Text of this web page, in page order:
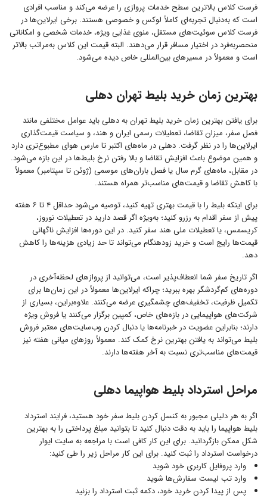
فرست کلاس بالاترین سطح خدمات پروازی را عرضه می‌کند و مناسب افرادی
است که به‌دنبال تجربه‌ای کاملاً لوکس و خصوصی هستند. برخی ایرلاین‌ها در
فرست کلاس سوئیت‌های مستقل، منوی غذایی ویژه، خدمات شخصی و امکاناتی
منحصر‌به‌فرد در اختیار مسافر قرار می‌دهند. البته قیمت این کلاس به‌مراتب بالاتر
است و معمولاً در مسیرهای بین‌المللی خاص دیده می‌شود.
بهترین زمان خرید بلیط تهران دهلی
برای یافتن بهترین زمان خرید بلیط تهران به دهلی باید عوامل مختلفی مانند
فصل سفر، میزان تقاضا، تعطیلات رسمی ایران و هند، و سیاست قیمت‌گذاری
ایرلاین‌ها را در نظر گرفت. دهلی در ماه‌های اکتبر تا مارس هوای مطبوع‌تری دارد
و همین موضوع باعث افزایش تقاضا و بالا رفتن نرخ بلیط‌ها در این بازه می‌شود.
در مقابل، ماه‌های گرم سال یا فصل باران‌های موسمی (ژوئن تا سپتامبر) معمولاً
با کاهش تقاضا و قیمت‌های مناسب‌تر همراه هستند.
برای اینکه بلیط را با قیمت بهتری تهیه کنید، توصیه می‌شود حداقل ۴ تا ۶ هفته
پیش از سفر اقدام به رزرو کنید؛ به‌ویژه اگر قصد دارید در تعطیلات نوروز،
کریسمس، یا تعطیلات ملی هند سفر کنید. در این دوره‌ها افزایش ناگهانی
قیمت‌ها رایج است و خرید زودهنگام می‌تواند تا حد زیادی هزینه‌ها را کاهش
دهد.
اگر تاریخ سفر شما انعطاف‌پذیر است، می‌توانید از پروازهای لحظه‌آخری در
دوره‌های کم‌گردشگر بهره ببرید؛ چراکه ایرلاین‌ها معمولاً در این زمان‌ها برای
تکمیل ظرفیت، تخفیف‌های چشمگیری عرضه می‌کنند. علاوه‌براین، بسیاری از
شرکت‌های هواپیمایی در بازه‌های خاص، کمپین برگزار می‌کنند یا فروش ویژه
دارند؛ بنابراین عضویت در خبرنامه‌ها یا دنبال کردن وب‌سایت‌های معتبر فروش
بلیط می‌تواند به یافتن بهترین نرخ کمک کند. معمولاً روزهای میانی هفته نیز
قیمت‌های مناسب‌تری نسبت به آخر هفته‌ها دارند.
مراحل استرداد بلیط هواپیما دهلی
اگر به هر دلیلی مجبور به کنسل کردن بلیط سفر خود هستید، فرایند استرداد
بلیط هواپیما را باید به دقت دنبال کنید تا بتوانید مبلغ پرداختی را به بهترین
شکل ممکن بازگردانید. برای این کار کافی است با مراجعه به سایت ایوار
درخواست استرداد را ثبت کنید. برای این کار مراحل زیر را طی کنید:
وارد پروفایل کاربری خود شوید
وارد تب لیست سفارش‌ها شوید
پس از پیدا کردن خرید خود، دکمه ثبت استرداد را بزنید